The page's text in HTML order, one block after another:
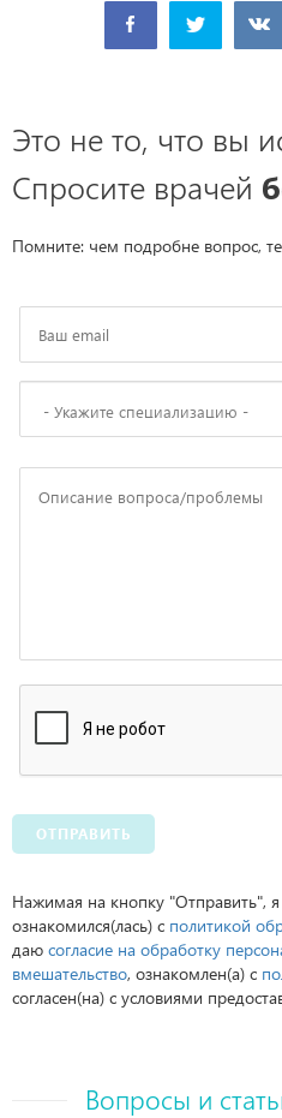
Это не то, что вы
Спросите врачей
Помните: чем подробне вопрос,
ОТПРАВИТЬ
Нажимая на кнопку "Отправить",
ознакомился(лась) с политикой
даю согласие на обработку
вмешательство, ознакомлен(а) с
согласен(на) с условиями
Вопросы и